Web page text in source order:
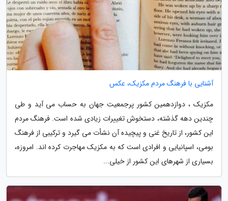
آشنایی با فرهنگ مردم مکزیک، عکس
مکزیک ، دوازدهمین کشور پرجمعیت جهان به حساب می آید و طی
چندین دهه گذشته، دستخوش تغییرات زیادی شده است. فرهنگ مردم
این کشور، از تاریخ غنی و پیچیده آن نشأت می گیرد و ترکیبی از فرهنگ
بومی، اسپانیایی و افرادی است که به مکزیک مهاجرت کرده اند. امروزه،
بسیاری از شهرهای این کشور از خیلی...